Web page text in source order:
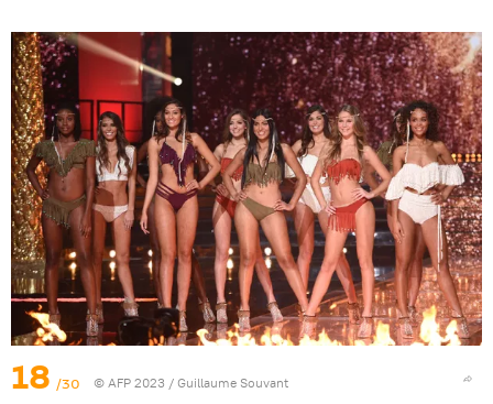
18 /30 © AFP 2023 / Guillaume Souvant